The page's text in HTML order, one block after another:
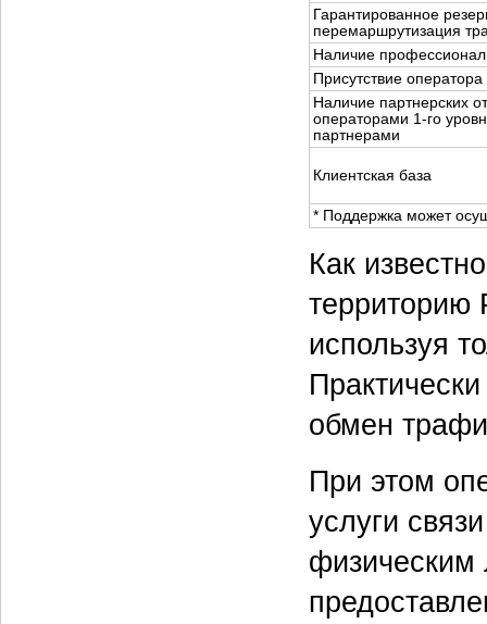
Гарантированное
перемаршрутизация
Наличие
Присутствие
Наличие партнерских
операторами 1-го
партнерами
Клиентская база
* Поддержка может
Как
территорию
используя
обмен
При этом
услуги
физическим